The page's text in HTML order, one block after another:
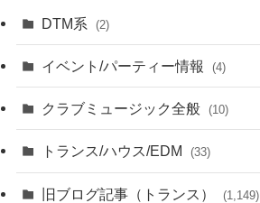
DTM系 (2)
イベント/パーティー情報 (4)
クラブミュージック全般 (10)
トランス/ハウス/EDM (33)
旧ブログ記事（トランス） (1,149)